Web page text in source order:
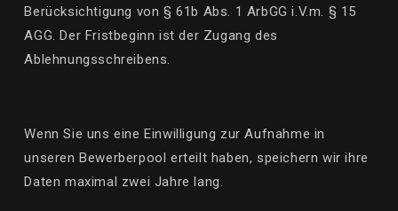
Berücksichtigung von § 61b Abs. 1 ArbGG i.V.m. § 15
AGG. Der Fristbeginn ist der Zugang des
Ablehnungsschreibens.
Wenn Sie uns eine Einwilligung zur Aufnahme in
unseren Bewerberpool erteilt haben, speichern wir ihre
Daten maximal zwei Jahre lang.